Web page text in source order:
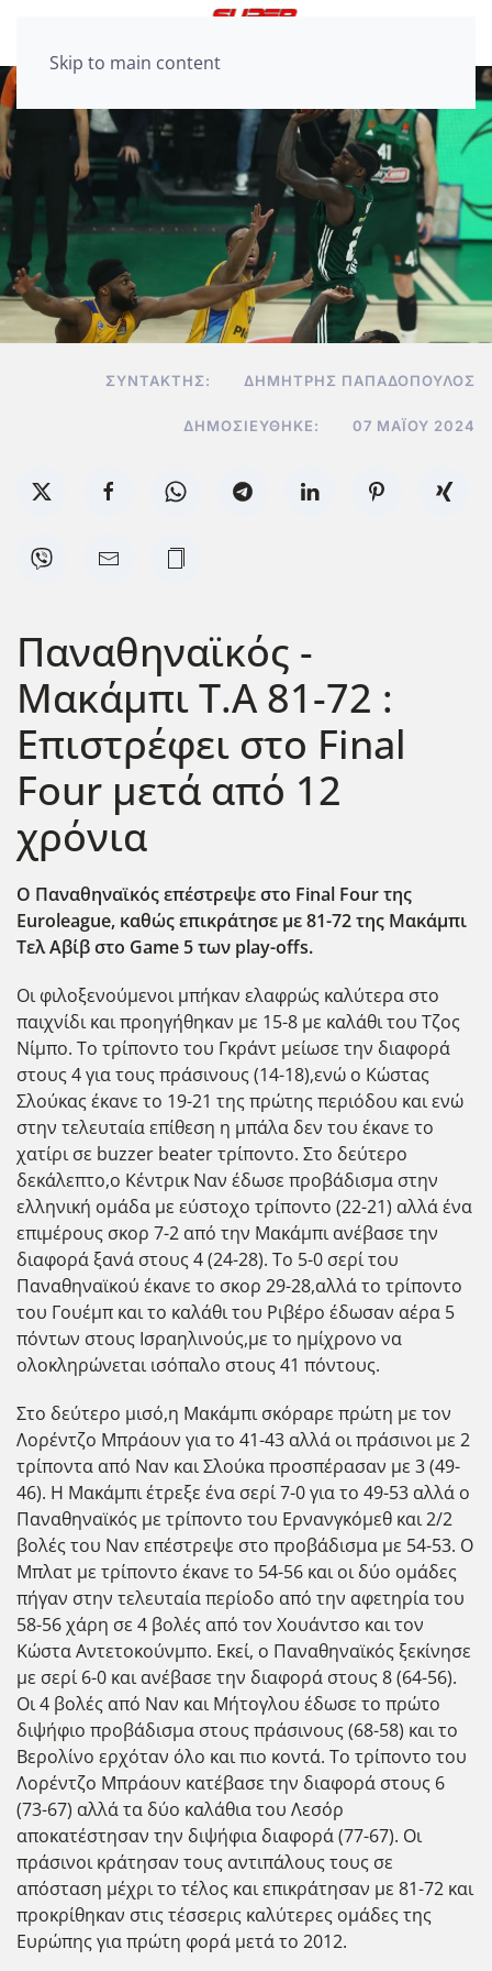
Skip to main content
ΣΥΝΤΆΚΤΗΣ: ΔΗΜΉΤΡΗΣ ΠΑΠΑΔΌΠΟΥΛΟΣ
ΔΗΜΟΣΙΕΎΘΗΚΕ: 07 ΜΑΪ́ΟΥ 2024
Παναθηναϊκός -
Μακάμπι Τ.Α 81-72 :
Επιστρέφει στο Final
Four μετά από 12
χρόνια
Ο Παναθηναϊκός επέστρεψε στο Final Four της
Euroleague, καθώς επικράτησε με 81-72 της Μακάμπι
Τελ Αβίβ στο Game 5 των play-offs.
Οι φιλοξενούμενοι μπήκαν ελαφρώς καλύτερα στο
παιχνίδι και προηγήθηκαν με 15-8 με καλάθι του Τζος
Νίμπο. Το τρίποντο του Γκράντ μείωσε την διαφορά
στους 4 για τους πράσινους (14-18),ενώ ο Κώστας
Σλούκας έκανε το 19-21 της πρώτης περιόδου και ενώ
στην τελευταία επίθεση η μπάλα δεν του έκανε το
χατίρι σε buzzer beater τρίποντο. Στο δεύτερο
δεκάλεπτο,ο Κέντρικ Ναν έδωσε προβάδισμα στην
ελληνική ομάδα με εύστοχο τρίποντο (22-21) αλλά ένα
επιμέρους σκορ 7-2 από την Μακάμπι ανέβασε την
διαφορά ξανά στους 4 (24-28). Το 5-0 σερί του
Παναθηναϊκού έκανε το σκορ 29-28,αλλά το τρίποντο
του Γουέμπ και το καλάθι του Ριβέρο έδωσαν αέρα 5
πόντων στους Ισραηλινούς,με το ημίχρονο να
ολοκληρώνεται ισόπαλο στους 41 πόντους.
Στο δεύτερο μισό,η Μακάμπι σκόραρε πρώτη με τον
Λορέντζο Μπράουν για το 41-43 αλλά οι πράσινοι με 2
τρίποντα από Ναν και Σλούκα προσπέρασαν με 3 (49-
46). Η Μακάμπι έτρεξε ένα σερί 7-0 για το 49-53 αλλά ο
Παναθηναϊκός με τρίποντο του Ερνανγκόμεθ και 2/2
βολές του Ναν επέστρεψε στο προβάδισμα με 54-53. Ο
Μπλατ με τρίποντο έκανε το 54-56 και οι δύο ομάδες
πήγαν στην τελευταία περίοδο από την αφετηρία του
58-56 χάρη σε 4 βολές από τον Χουάντσο και τον
Κώστα Αντετοκούνμπο. Εκεί, ο Παναθηναϊκός ξεκίνησε
με σερί 6-0 και ανέβασε την διαφορά στους 8 (64-56).
Οι 4 βολές από Ναν και Μήτογλου έδωσε το πρώτο
διψήφιο προβάδισμα στους πράσινους (68-58) και το
Βερολίνο ερχόταν όλο και πιο κοντά. Το τρίποντο του
Λορέντζο Μπράουν κατέβασε την διαφορά στους 6
(73-67) αλλά τα δύο καλάθια του Λεσόρ
αποκατέστησαν την διψήφια διαφορά (77-67). Οι
πράσινοι κράτησαν τους αντιπάλους τους σε
απόσταση μέχρι το τέλος και επικράτησαν με 81-72 και
προκρίθηκαν στις τέσσερις καλύτερες ομάδες της
Ευρώπης για πρώτη φορά μετά το 2012.